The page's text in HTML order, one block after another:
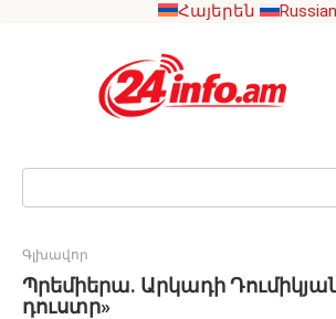
Հայերեն Russian
Search:
Գլխավոր
Պրեմիերա. Արկադի
դուստր»